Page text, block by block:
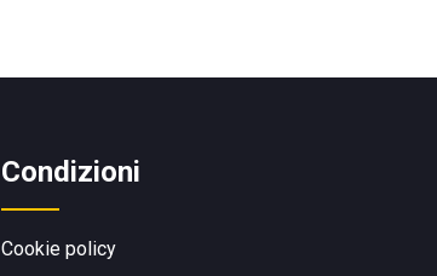
Condizioni
Cookie policy